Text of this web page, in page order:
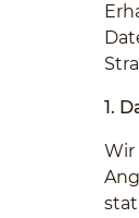
1.
Wir